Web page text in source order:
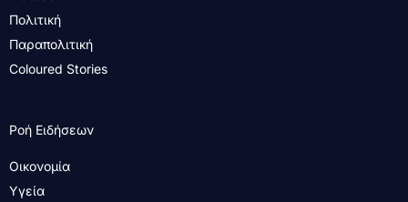
Πολιτική
Παραπολιτική
Coloured Stories
Ροή Ειδήσεων
Οικονομία
Υγεία